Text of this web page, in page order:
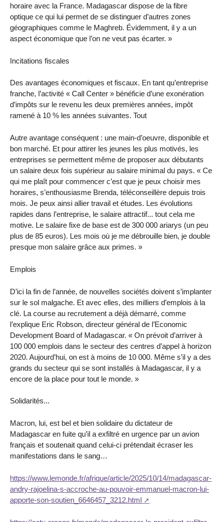
horaire avec la France. Madagascar dispose de la fibre
optique ce qui lui permet de se distinguer d’autres zones
géographiques comme le Maghreb. Évidemment, il y a un
aspect économique que l’on ne veut pas écarter. »
Incitations fiscales
Des avantages économiques et fiscaux. En tant qu’entreprise
franche, l’activité « Call Center » bénéficie d’une exonération
d’impôts sur le revenu les deux premières années, impôt
ramené à 10 % les années suivantes. Tout
Autre avantage conséquent : une main-d’oeuvre, disponible et
bon marché. Et pour attirer les jeunes les plus motivés, les
entreprises se permettent même de proposer aux débutants
un salaire deux fois supérieur au salaire minimal du pays. « Ce
qui me plaît pour commencer c’est que je peux choisir mes
horaires, s’enthousiasme Brenda, téléconseillère depuis trois
mois. Je peux ainsi allier travail et études. Les évolutions
rapides dans l’entreprise, le salaire attractif... tout cela me
motive. Le salaire fixe de base est de 300 000 ariarys (un peu
plus de 85 euros). Les mois où je me débrouille bien, je double
presque mon salaire grâce aux primes. »
Emplois
D’ici la fin de l’année, de nouvelles sociétés doivent s’implanter
sur le sol malgache. Et avec elles, des milliers d’emplois à la
clé. La course au recrutement a déjà démarré, comme
l’explique Eric Robson, directeur général de l’Economic
Development Board of Madagascar. « On prévoit d’arriver à
100 000 emplois dans le secteur des centres d’appel à horizon
2020. Aujourd’hui, on est à moins de 10 000. Même s’il y a des
grands du secteur qui se sont installés à Madagascar, il y a
encore de la place pour tout le monde. »
Solidarités...
Macron, lui, est bel et bien solidaire du dictateur de
Madagascar en fuite qu’il a exfiltré en urgence par un avion
français et soutenait quand celui-ci prétendait écraser les
manifestations dans le sang…
https://www.lemonde.fr/afrique/article/2025/10/14/madagascar-
andry-rajoelina-s-accroche-au-pouvoir-emmanuel-macron-lui-
apporte-son-soutien_6646457_3212.html